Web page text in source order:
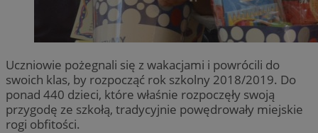
Uczniowie pożegnali się z wakacjami i powrócili do
swoich klas, by rozpocząć rok szkolny 2018/2019. Do
ponad 440 dzieci, które właśnie rozpoczęły swoją
przygodę ze szkołą, tradycyjnie powędrowały miejskie
rogi obfitości.